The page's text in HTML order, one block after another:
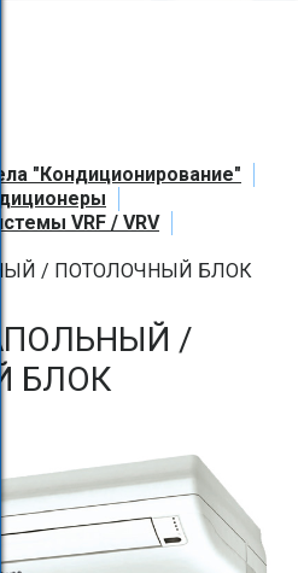
"Кондиционирование"
VRF / VRV
/ ПОТОЛОЧНЫЙ БЛОК
/
БЛОК